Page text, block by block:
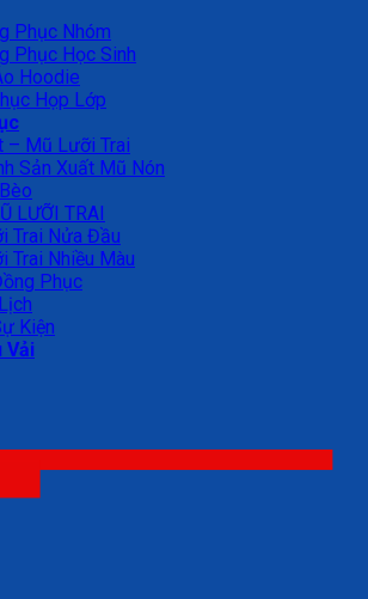
Phục Nhóm
Phục Học Sinh
Hoodie
Họp Lớp
– Mũ Lưỡi Trai
Sản Xuất Mũ Nón
LƯỠI TRAI
Trai Nửa Đầu
Trai Nhiều Màu
Phục
Kiện
Vải